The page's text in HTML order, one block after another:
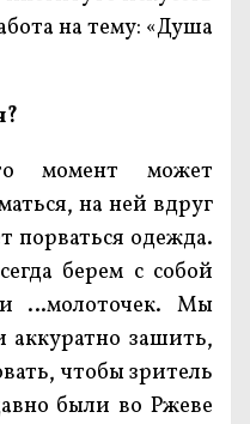
на тему: «Душа
момент может
на ней вдруг
порваться одежда.
берем с собой
…молоточек. Мы
зашить,
чтобы зритель
были во Ржеве